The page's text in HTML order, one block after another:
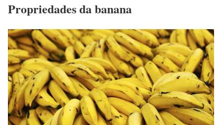
Propriedades da banana